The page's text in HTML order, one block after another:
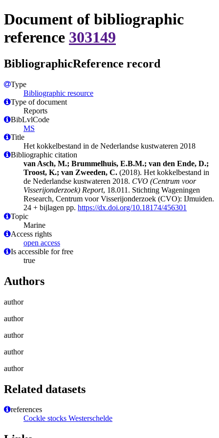
Document of bibliographic
reference 303149
BibliographicReference record
Type
Bibliographic resource
Type of document
Reports
BibLvlCode
MS
Title
Het kokkelbestand in de Nederlandse kustwateren 2018
Bibliographic citation
van Asch, M.; Brummelhuis, E.B.M.; van den Ende, D.;
Troost, K.; van Zweeden, C. (2018). Het kokkelbestand in
de Nederlandse kustwateren 2018. CVO (Centrum voor
Visserijonderzoek) Report, 18.011. Stichting Wageningen
Research, Centrum voor Visserijonderzoek (CVO): IJmuiden.
24 + bijlagen pp. https://dx.doi.org/10.18174/456301
Topic
Marine
Access rights
open access
Is accessible for free
true
Authors
author
author
author
author
author
Related datasets
references
Cockle stocks Westerschelde